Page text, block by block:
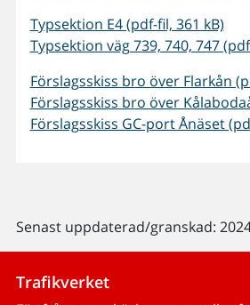
Typsektion E4 (pdf-fil, 361 kB)
Typsektion väg 739, 740, 747
Förslagsskiss bro över Flarkån
Förslagsskiss bro över
Förslagsskiss GC-port Ånäset
Senast uppdaterad/granskad:
Trafikverket